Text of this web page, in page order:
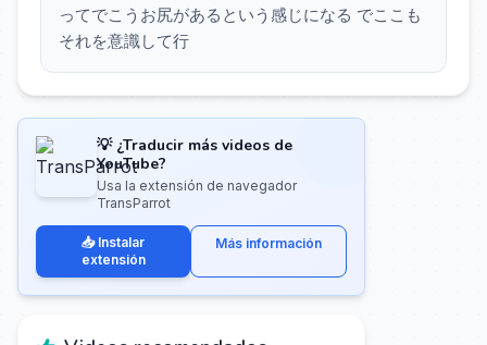
ってでこうお尻があるという感じになる でここも
それを意識して行
💡 ¿Traducir más videos de
YouTube?
Usa la extensión de navegador
TransParrot
📥 Instalar
extensión
Más información